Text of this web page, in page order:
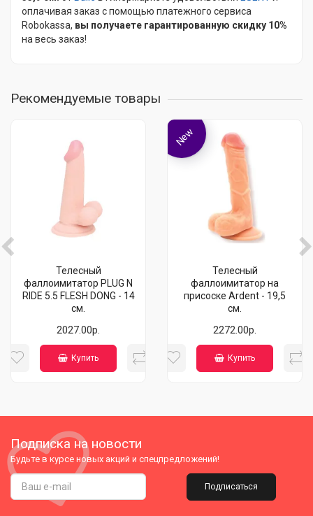
оплачивая заказ с помощью платежного сервиса
Robokassa, вы получаете гарантированную скидку 10%
на весь заказ!
Рекомендуемые товары
Телесный
фаллоимитатор PLUG N
RIDE 5.5 FLESH DONG - 14
см.
2027.00р.
Купить
New
Телесный
фаллоимитатор на
присоске Ardent - 19,5
см.
2272.00р.
Купить
Подписка на новости
Будьте в курсе новых акций и спецпредложений!
Подписаться